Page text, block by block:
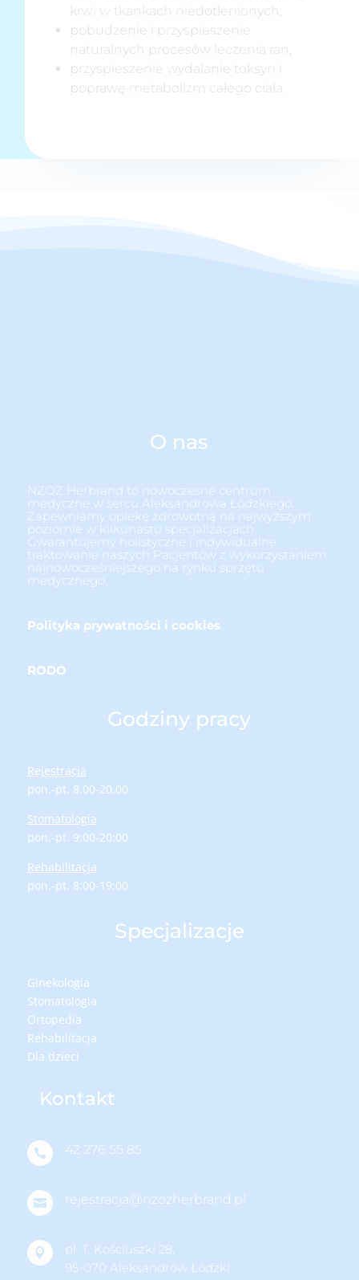
krwi w tkankach niedotlenionych,
pobudzenie i przyspieszenie
naturalnych procesów leczenia ran,
przyspieszenie wydalanie toksyn i
poprawę metabolizm całego ciała.
O nas
NZOZ Herbrand to nowoczesne centrum
medyczne w sercu Aleksandrowa Łódzkiego.
Zapewniamy opiekę zdrowotną na najwyższym
poziomie w kilkunastu specjalizacjach.
Gwarantujemy holistyczne i indywidualne
traktowanie naszych Pacjentów z wykorzystaniem
najnowocześniejszego na rynku sprzętu
medycznego.
Polityka prywatności i cookies
RODO
Godziny pracy
Rejestracja
pon.-pt. 8.00-20.00
Stomatologia
pon.-pt. 9:00-20:00
Rehabilitacja
pon.-pt. 8:00-19:00
Specjalizacje
Ginekologia
Stomatologia
Ortopedia
Rehabilitacja
Dla dzieci
Kontakt
 42 276 55 85
 rejestracja@nzozherbrand.pl

pl. T. Kościuszki 28,
95-070 Aleksandrów Łódzki